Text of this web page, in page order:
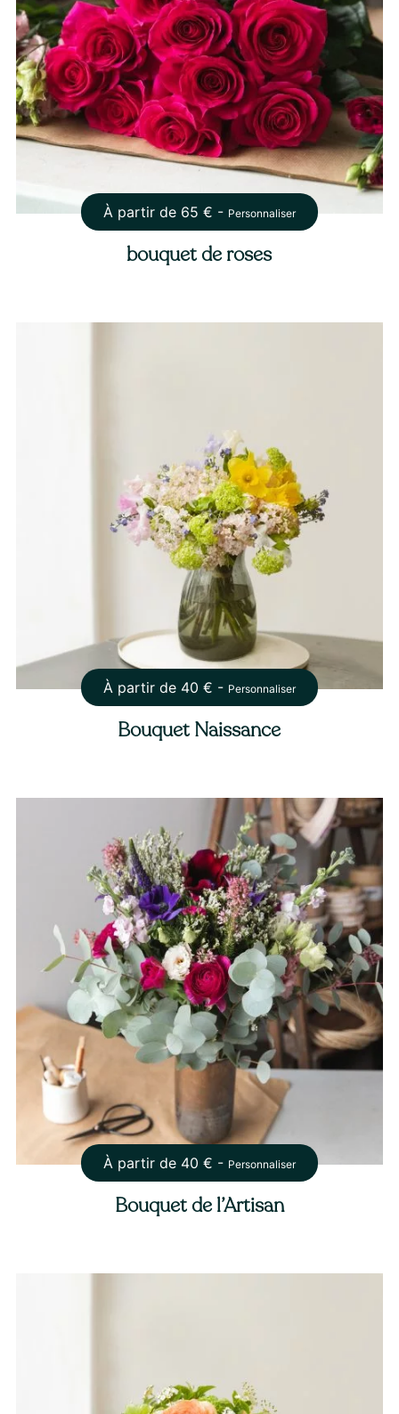
À partir de 65 € - Personnaliser
bouquet de roses
À partir de 40 € - Personnaliser
Bouquet Naissance
À partir de 40 € - Personnaliser
Bouquet de l’Artisan